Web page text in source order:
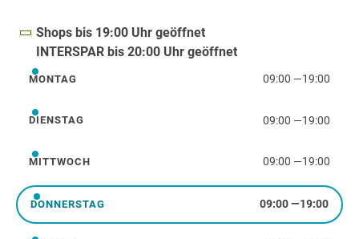
Shops bis 19:00 Uhr geöffnet
INTERSPAR bis 20:00 Uhr geöffnet
Montag
MONTAG 09:00 —19:00
Dienstag
DIENSTAG 09:00 —19:00
Mittwoch
MITTWOCH 09:00 —19:00
Donnerstag
DONNERSTAG 09:00—19:00